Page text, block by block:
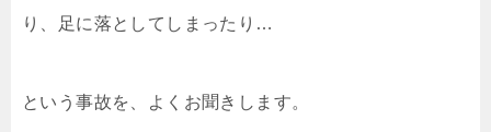
り、足に落としてしまったり…
という事故を、よくお聞きします。